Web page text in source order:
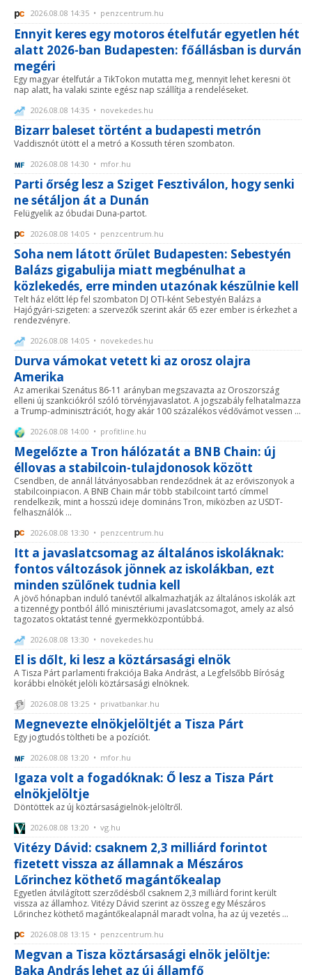
2026.08.08 14:35 • penzcentrum.hu
Ennyit keres egy motoros ételfutár egyetlen hét
alatt 2026-ban Budapesten: főállásban is durván
megéri
Egy magyar ételfutár a TikTokon mutatta meg, mennyit lehet keresni öt
nap alatt, ha valaki szinte egész nap szállítja a rendeléseket.
2026.08.08 14:35 • novekedes.hu
Bizarr baleset történt a budapesti metrón
Vaddisznót ütött el a metró a Kossuth téren szombaton.
2026.08.08 14:30 • mfor.hu
Parti őrség lesz a Sziget Fesztiválon, hogy senki
ne sétáljon át a Dunán
Felügyelik az óbudai Duna-partot.
2026.08.08 14:05 • penzcentrum.hu
Soha nem látott őrület Budapesten: Sebestyén
Balázs gigabulija miatt megbénulhat a
közlekedés, erre minden utazónak készülnie kell
Telt ház előtt lép fel szombaton DJ OTI-ként Sebestyén Balázs a
Hajógyári-szigeten: a szervezők szerint akár 65 ezer ember is érkezhet a
rendezvényre.
2026.08.08 14:05 • novekedes.hu
Durva vámokat vetett ki az orosz olajra
Amerika
Az amerikai Szenátus 86-11 arányban megszavazta az Oroszország
elleni új szankciókról szóló törvényjavaslatot. A jogszabály felhatalmazza
a Trump-adminisztrációt, hogy akár 100 százalékos védővámot vessen ...
2026.08.08 14:00 • profitline.hu
Megelőzte a Tron hálózatát a BNB Chain: új
éllovas a stabilcoin-tulajdonosok között
Csendben, de annál látványosabban rendeződnek át az erőviszonyok a
stabilcoinpiacon. A BNB Chain már több stabilcoint tartó címmel
rendelkezik, mint a hosszú ideje domináns Tron, miközben az USDT-
felhasználók ...
2026.08.08 13:30 • penzcentrum.hu
Itt a javaslatcsomag az általános iskoláknak:
fontos változások jönnek az iskolákban, ezt
minden szülőnek tudnia kell
A jövő hónapban induló tanévtől alkalmazhatják az általános iskolák azt
a tizennégy pontból álló minisztériumi javaslatcsomagot, amely az alsó
tagozatos oktatást tenné gyermekközpontúbbá.
2026.08.08 13:30 • novekedes.hu
El is dőlt, ki lesz a köztársasági elnök
A Tisza Párt parlamenti frakciója Baka Andrást, a Legfelsőbb Bíróság
korábbi elnökét jelöli köztársasági elnöknek.
2026.08.08 13:25 • privatbankar.hu
Megnevezte elnökjelöltjét a Tisza Párt
Egy jogtudós töltheti be a pozíciót.
2026.08.08 13:20 • mfor.hu
Igaza volt a fogadóknak: Ő lesz a Tisza Párt
elnökjelöltje
Döntöttek az új köztársaságielnök-jelöltről.
2026.08.08 13:20 • vg.hu
Vitézy Dávid: csaknem 2,3 milliárd forintot
fizetett vissza az államnak a Mészáros
Lőrinchez köthető magántőkealap
Egyetlen átvilágított szerződésből csaknem 2,3 milliárd forint került
vissza az államhoz. Vitézy Dávid szerint az összeg egy Mészáros
Lőrinchez köthető magántőkealapnál maradt volna, ha az új vezetés ...
2026.08.08 13:15 • penzcentrum.hu
Megvan a Tisza köztársasági elnök jelöltje:
Baka András lehet az új államfő